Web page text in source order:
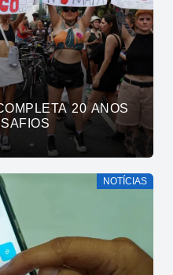
20 ANOS
NOTÍCIAS